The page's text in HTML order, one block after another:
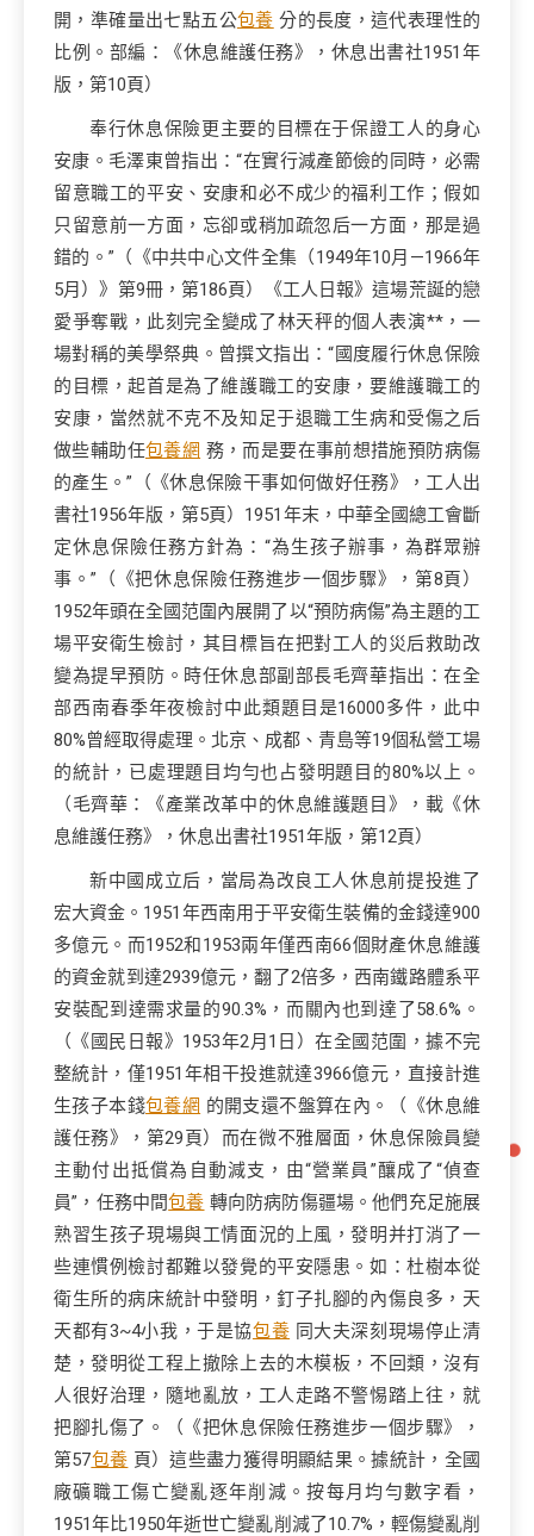
開，準確量出七點五公包養 分的長度，這代表理性的
比例。部編：《休息維護任務》，休息出書社1951年
版，第10頁）
奉行休息保險更主要的目標在于保證工人的身心
安康。毛澤東曾指出：“在實行減產節儉的同時，必需
留意職工的平安、安康和必不成少的福利工作；假如
只留意前一方面，忘卻或稍加疏忽后一方面，那是過
錯的。”（《中共中心文件全集（1949年10月—1966年
5月）》第9冊，第186頁）《工人日報》這場荒誕的戀
愛爭奪戰，此刻完全變成了林天秤的個人表演**，一
場對稱的美學祭典。曾撰文指出：“國度履行休息保險
的目標，起首是為了維護職工的安康，要維護職工的
安康，當然就不克不及知足于退職工生病和受傷之后
做些輔助任包養網 務，而是要在事前想措施預防病傷
的產生。”（《休息保險干事如何做好任務》，工人出
書社1956年版，第5頁）1951年末，中華全國總工會斷
定休息保險任務方針為：“為生孩子辦事，為群眾辦
事。”（《把休息保險任務進步一個步驟》，第8頁）
1952年頭在全國范圍內展開了以“預防病傷”為主題的工
場平安衛生檢討，其目標旨在把對工人的災后救助改
變為提早預防。時任休息部副部長毛齊華指出：在全
部西南春季年夜檢討中此類題目是16000多件，此中
80%曾經取得處理。北京、成都、青島等19個私營工場
的統計，已處理題目均勻也占發明題目的80%以上。
（毛齊華：《產業改革中的休息維護題目》，載《休
息維護任務》，休息出書社1951年版，第12頁）
新中國成立后，當局為改良工人休息前提投進了
宏大資金。1951年西南用于平安衛生裝備的金錢達900
多億元。而1952和1953兩年僅西南66個財產休息維護
的資金就到達2939億元，翻了2倍多，西南鐵路體系平
安裝配到達需求量的90.3%，而關內也到達了58.6%。
（《國民日報》1953年2月1日）在全國范圍，據不完
整統計，僅1951年相干投進就達3966億元，直接計進
生孩子本錢包養網 的開支還不盤算在內。（《休息維
護任務》，第29頁）而在微不雅層面，休息保險員變
主動付出抵償為自動減支，由“營業員”釀成了“偵查
員”，任務中間包養 轉向防病防傷疆場。他們充足施展
熟習生孩子現場與工情面況的上風，發明并打消了一
些連慣例檢討都難以發覺的平安隱患。如：杜樹本從
衛生所的病床統計中發明，釘子扎腳的內傷良多，天
天都有3~4小我，于是協包養 同大夫深刻現場停止清
楚，發明從工程上撤除上去的木模板，不回類，沒有
人很好治理，隨地亂放，工人走路不警惕踏上往，就
把腳扎傷了。（《把休息保險任務進步一個步驟》，
第57包養 頁）這些盡力獲得明顯結果。據統計，全國
廠礦職工傷亡變亂逐年削減。按每月均勻數字看，
1951年比1950年逝世亡變亂削減了10.7%，輕傷變亂削